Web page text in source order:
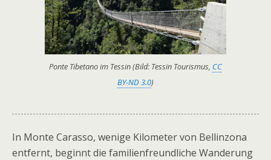
Ponte Tibetano im Tessin (Bild: Tessin Tourismus, CC
BY-ND 3.0)
In Monte Carasso, wenige Kilometer von Bellinzona
entfernt, beginnt die familienfreundliche Wanderung